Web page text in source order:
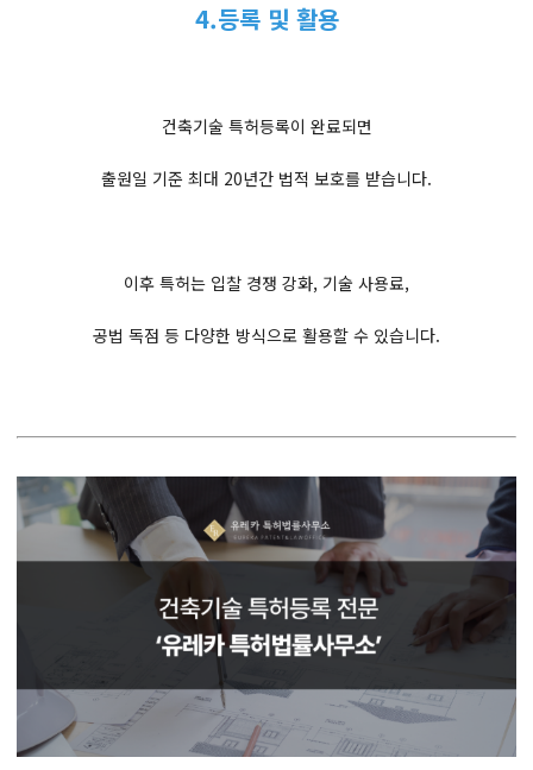
4.등록 및 활용
건축기술 특허등록이 완료되면
출원일 기준 최대 20년간 법적 보호를 받습니다.
이후 특허는 입찰 경쟁 강화, 기술 사용료,
공법 독점 등 다양한 방식으로 활용할 수 있습니다.